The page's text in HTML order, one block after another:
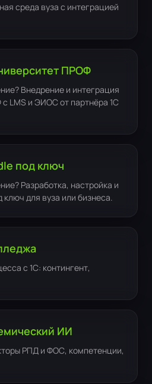
среда вуза с интеграцией
ПРОФ
Внедрение и интеграция
LMS и ЭИОС от партнёра 1С
под ключ
Разработка, настройка и
для вуза или бизнеса.
с 1С: контингент,
ИИ
РПД и ФОС, компетенции,